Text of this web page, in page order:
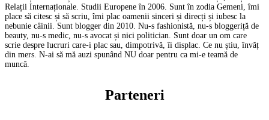
Relații Internaționale. Studii Europene în 2006. Sunt în zodia Gemeni, îmi
place să citesc și să scriu, îmi plac oamenii sinceri și direcți și iubesc la
nebunie câinii. Sunt blogger din 2010. Nu-s fashionistă, nu-s bloggeriță de
beauty, nu-s medic, nu-s avocat și nici politician. Sunt doar un om care
scrie despre lucruri care-i plac sau, dimpotrivă, îi displac. Ce nu știu, învăț
din mers. N-ai să mă auzi spunând NU doar pentru ca mi-e teamă de
muncă.
Parteneri